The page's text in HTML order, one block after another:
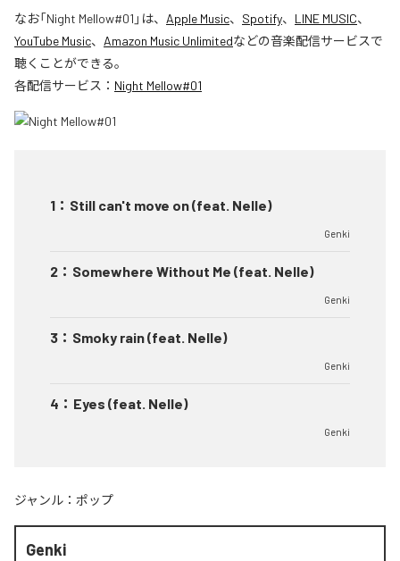
なお「Night Mellow#01 」は、 Apple Music、 Spotify、 LINE MUSIC、
YouTube Music、 Amazon Music Unlimitedなどの音楽配信サービスで
聴くことができる。
各配信サービス： Night Mellow#01
1 ： Still can't move on (feat. Nelle)
Genki
2 ： Somewhere Without Me (feat. Nelle)
Genki
3 ： Smoky rain (feat. Nelle)
Genki
4 ： Eyes (feat. Nelle)
Genki
ジャンル： ポップ
Genki